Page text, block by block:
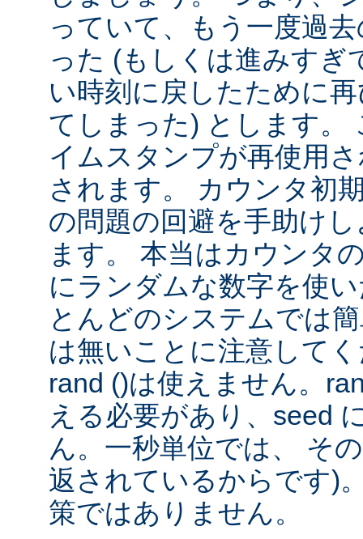
っていて、もう一度過
った (もしくは進みすぎ
い時刻に戻したために
てしまった) とします。
イムスタンプが再使用
されます。 カウンタ初
の問題の回避を手助け
ます。 本当はカウンタ
にランダムな数字を使
とんどのシステムでは
は無いことに注意して
rand ()は使えません。
える必要があり、seed
ん。一秒単位では、 そ
返されているからです)
策ではありません。